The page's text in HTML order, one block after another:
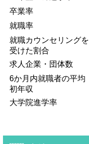
卒業率
就職率
就職カウンセリングを
受けた割合
求人企業・団体数
6か月内就職者の平均
初年収
大学院進学率